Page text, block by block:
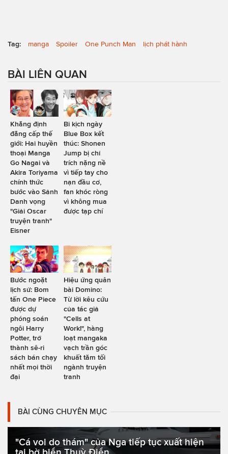
Tag: manga Spoiler One Punch Man lịch phát hành
BÀI LIÊN QUAN
Khẳng định
đẳng cấp thế
giới: Hai huyền
thoại Manga
Go Nagai và
Akira Toriyama
chính thức
bước vào Sảnh
Danh vọng
"Giải Oscar
truyện tranh"
Eisner
Bi kịch ngày
Blue Box kết
thúc: Shonen
Jump bị chỉ
trích nặng nề
vì tiếp tay cho
nạn đầu cơ,
fan khóc ròng
vì không mua
được tạp chí
Bước ngoặt
lịch sử: Bom
tấn One Piece
được dự
phóng soán
ngôi Harry
Potter, trở
thành sê-ri
sách bán chạy
nhất mọi thời
đại
Hiệu ứng quân
bài Domino:
Từ lời kêu cứu
của tác giả
"Cells at
Work!", hàng
loạt mangaka
vạch trần góc
khuất tăm tối
ngành truyện
tranh
BÀI CÙNG CHUYÊN MỤC
"Cá voi do thám" của Nga tiếp tục xuất hiện